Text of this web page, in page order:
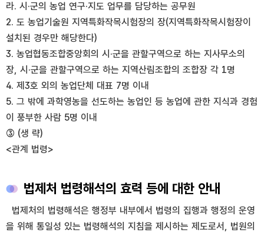
라. 시·군의 농업 연구·지도 업무를 담당하는 공무원
2. 도 농업기술원 지역특화작목시험장의 장(지역특화작목시험장이
설치된 경우만 해당한다)
3. 농업협동조합중앙회의 시·군을 관할구역으로 하는 지사무소의
장, 시·군을 관할구역으로 하는 지역산림조합의 조합장 각 1명
4. 제3호 외의 농업단체 대표 7명 이내
5. 그 밖에 과학영농을 선도하는 농업인 등 농업에 관한 지식과 경험
이 풍부한 사람 5명 이내
③ (생 략)
<관계 법령>
법제처 법령해석의 효력 등에 대한 안내
법제처의 법령해석은 행정부 내부에서 법령의 집행과 행정의 운영
을 위해 통일성 있는 법령해석의 지침을 제시하는 제도로서, 법원의